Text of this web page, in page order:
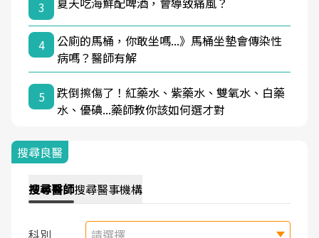
3
4
公廁的馬桶，你敢坐嗎...》馬桶坐墊會傳染性
病嗎？醫師有解
5
跌倒擦傷了！紅藥水、紫藥水、雙氧水、白藥
水、優碘...藥師教你該如何選才對
搜尋良醫
搜尋醫師搜尋醫事機構
科別 請選擇